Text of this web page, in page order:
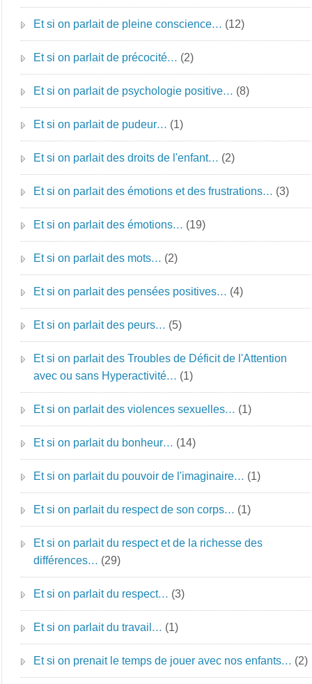
Et si on parlait de pleine conscience… (12)
Et si on parlait de précocité… (2)
Et si on parlait de psychologie positive… (8)
Et si on parlait de pudeur… (1)
Et si on parlait des droits de l'enfant… (2)
Et si on parlait des émotions et des frustrations… (3)
Et si on parlait des émotions… (19)
Et si on parlait des mots… (2)
Et si on parlait des pensées positives… (4)
Et si on parlait des peurs… (5)
Et si on parlait des Troubles de Déficit de l'Attention
avec ou sans Hyperactivité… (1)
Et si on parlait des violences sexuelles… (1)
Et si on parlait du bonheur… (14)
Et si on parlait du pouvoir de l'imaginaire… (1)
Et si on parlait du respect de son corps… (1)
Et si on parlait du respect et de la richesse des
différences… (29)
Et si on parlait du respect… (3)
Et si on parlait du travail… (1)
Et si on prenait le temps de jouer avec nos enfants… (2)